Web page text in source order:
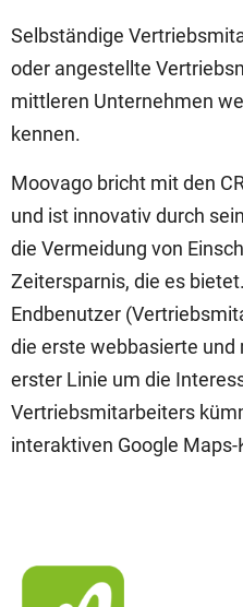
Selbständige
oder angestellte
mittleren Unternehmen
kennen.
Moovago bricht mit den
und ist innovativ durch
die Vermeidung von
Zeitersparnis, die es
Endbenutzer
die erste webbasierte und
erster Linie um die
Vertriebsmitarbeiters
interaktiven Google